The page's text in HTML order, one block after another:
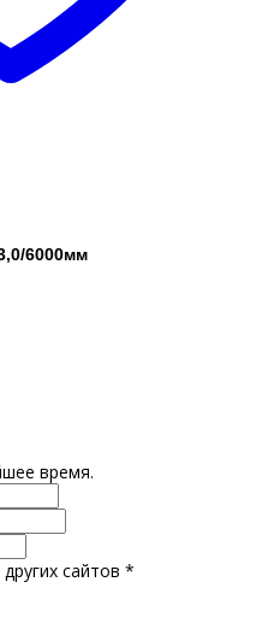
6000мм
время.
сайтов *